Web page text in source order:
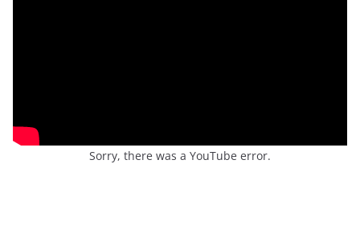
Sorry, there was a YouTube error.